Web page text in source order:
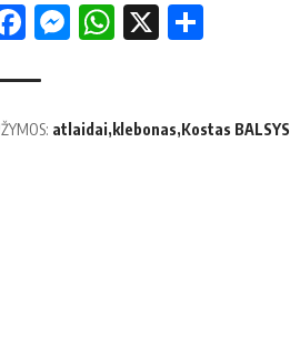
Facebook
Messenger
WhatsApp
X
ŽYMOS: atlaidai klebonas Kostas BALSYS